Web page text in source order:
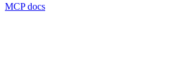
MCP docs